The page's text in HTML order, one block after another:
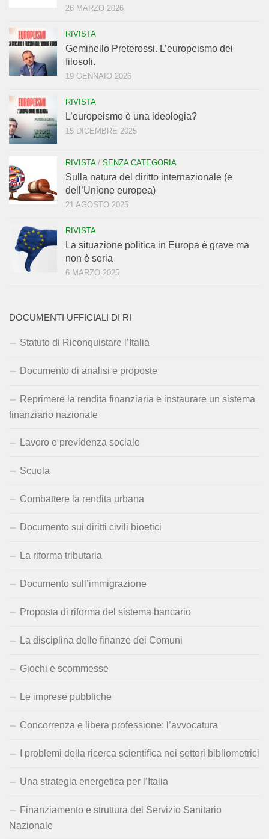
26 MARZO 2026
RIVISTA
Geminello Preterossi. L’europeismo dei
filosofi.
19 GENNAIO 2026
RIVISTA
L’europeismo è una ideologia?
15 DICEMBRE 2025
RIVISTA/ SENZA CATEGORIA
Sulla natura del diritto internazionale (e
dell’Unione europea)
21 AGOSTO 2025
RIVISTA
La situazione politica in Europa è grave ma
non è seria
6 MARZO 2025
DOCUMENTI UFFICIALI DI RI
Statuto di Riconquistare l’Italia
Documento di analisi e proposte
Reprimere la rendita finanziaria e instaurare un sistema
finanziario nazionale
Lavoro e previdenza sociale
Scuola
Combattere la rendita urbana
Documento sui diritti civili bioetici
La riforma tributaria
Documento sull’immigrazione
Proposta di riforma del sistema bancario
La disciplina delle finanze dei Comuni
Giochi e scommesse
Le imprese pubbliche
Concorrenza e libera professione: l’avvocatura
I problemi della ricerca scientifica nei settori bibliometrici
Una strategia energetica per l’Italia
Finanziamento e struttura del Servizio Sanitario
Nazionale